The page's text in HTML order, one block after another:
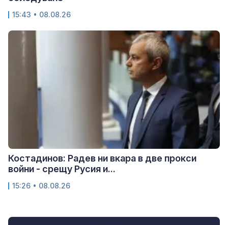
15:43 • 08.08.26
Костадинов: Радев ни вкара в две прокси
войни - срещу Русия и...
15:26 • 08.08.26